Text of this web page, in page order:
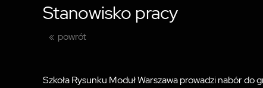
Stanowisko pracy
powrót
Szkoła Rysunku Moduł Warszawa prowadzi nabór